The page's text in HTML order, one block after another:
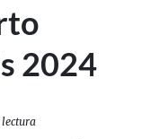
2024